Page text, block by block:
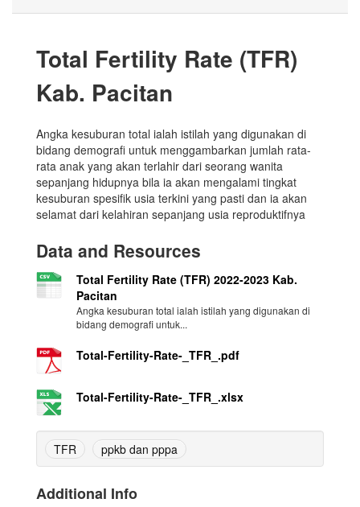
Total Fertility Rate (TFR)
Kab. Pacitan
Angka kesuburan total ialah istilah yang digunakan di
bidang demografi untuk menggambarkan jumlah rata-
rata anak yang akan terlahir dari seorang wanita
sepanjang hidupnya bila ia akan mengalami tingkat
kesuburan spesifik usia terkini yang pasti dan ia akan
selamat dari kelahiran sepanjang usia reproduktifnya
Data and Resources
Total Fertility Rate (TFR) 2022-2023 Kab.
Pacitan
Angka kesuburan total ialah istilah yang digunakan di
bidang demografi untuk...
Total-Fertility-Rate-_TFR_.pdf
Total-Fertility-Rate-_TFR_.xlsx
TFR ppkb dan pppa
Additional Info